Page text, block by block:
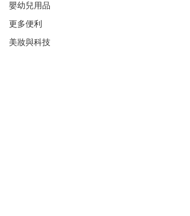
嬰幼兒用品
更多便利
美妝與科技